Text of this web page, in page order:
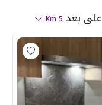
على بعد 5
Km